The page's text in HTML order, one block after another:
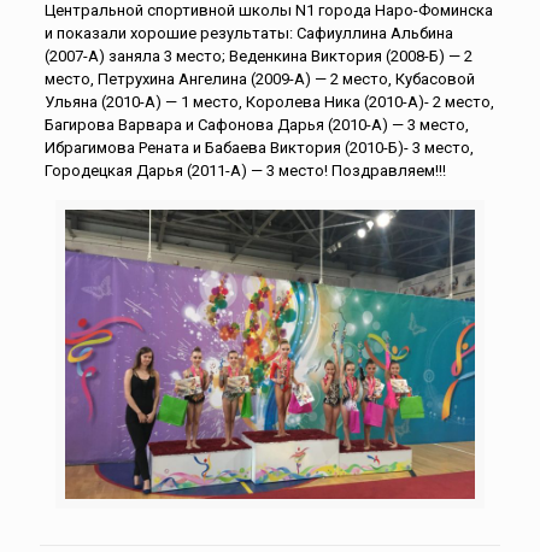
Центральной спортивной школы N1 города Наро-Фоминска
и показали хорошие результаты: Сафиуллина Альбина
(2007-А) заняла 3 место; Веденкина Виктория (2008-Б) — 2
место, Петрухина Ангелина (2009-А) — 2 место, Кубасовой
Ульяна (2010-А) — 1 место, Королева Ника (2010-А)- 2 место,
Багирова Варвара и Сафонова Дарья (2010-А) — 3 место,
Ибрагимова Рената и Бабаева Виктория (2010-Б)- 3 место,
Городецкая Дарья (2011-А) — 3 место! Поздравляем!!!